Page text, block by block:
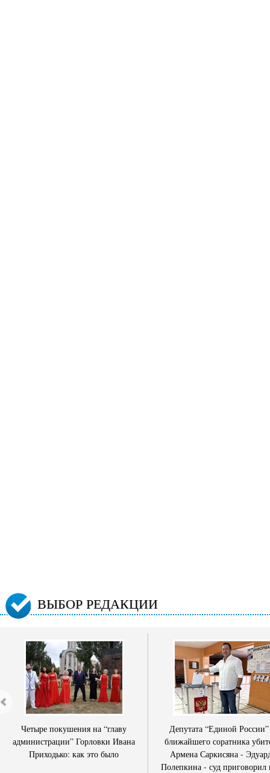
ВЫБОР РЕДАКЦИИ
Четыре покушения на “главу
администрации” Горловки Ивана
Приходько: как это было
Депутата “Единой
ближайшего соратника
Армена Саркисяна -
Полепкина - суд приговорил